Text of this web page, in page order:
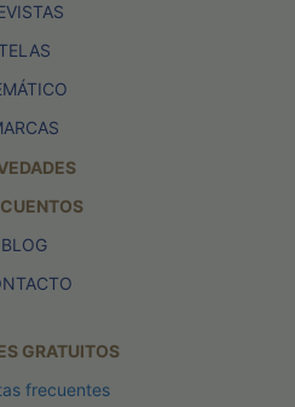
BLOG
GRATUITOS
frecuentes